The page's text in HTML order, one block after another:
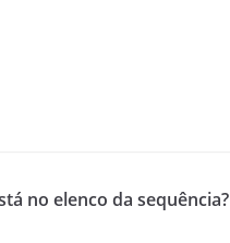
no elenco da sequência?